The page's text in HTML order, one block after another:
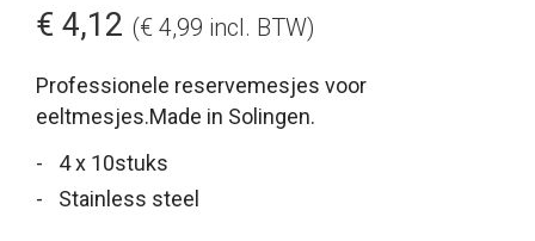
€ 4,12 (€ 4,99 incl. BTW)
Professionele reservemesjes voor
eeltmesjes.Made in Solingen.
4 x 10stuks
Stainless steel